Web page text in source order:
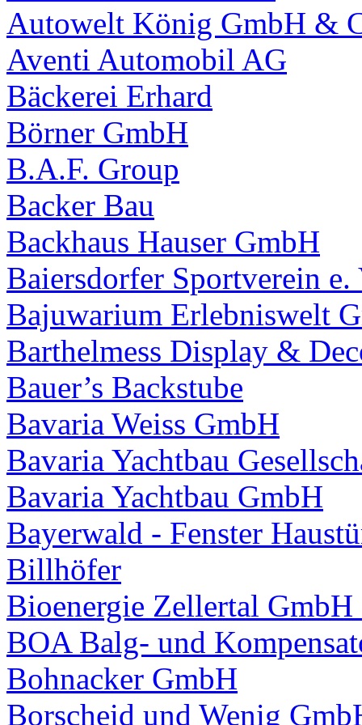
Autowelt König GmbH &
Aventi Automobil AG
Bäckerei Erhard
Börner GmbH
B.A.F. Group
Backer Bau
Backhaus Hauser GmbH
Baiersdorfer Sportverein e.
Bajuwarium Erlebniswelt
Barthelmess Display &
Bauer’s Backstube
Bavaria Weiss GmbH
Bavaria Yachtbau
Bavaria Yachtbau GmbH
Bayerwald - Fenster
Billhöfer
Bioenergie Zellertal
BOA Balg- und
Bohnacker GmbH
Borscheid und Wenig